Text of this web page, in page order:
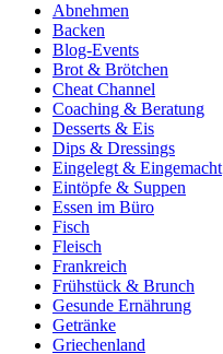
Abnehmen
Backen
Blog-Events
Brot & Brötchen
Cheat Channel
Coaching & Beratung
Desserts & Eis
Dips & Dressings
Eingelegt & Eingemacht
Eintöpfe & Suppen
Essen im Büro
Fisch
Fleisch
Frankreich
Frühstück & Brunch
Gesunde Ernährung
Getränke
Griechenland